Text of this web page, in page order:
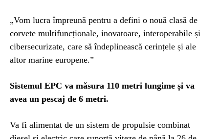
„Vom lucra împreună pentru a defini o nouă clasă de
corvete multifuncționale, inovatoare, interoperabile și
cibersecurizate, care să îndeplinească cerințele și ale
altor marine europene.”
Sistemul EPC va măsura 110 metri lungime și va
avea un pescaj de 6 metri.
Va fi alimentat de un sistem de propulsie combinat